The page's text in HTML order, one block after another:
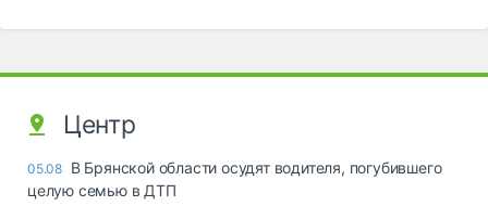
Центр
05.08 В Брянской области осудят водителя, погубившего
целую семью в ДТП